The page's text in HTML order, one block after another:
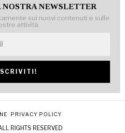
NEWSLETTER
sui nuovi contenuti e sulle
attività.
PRIVACY POLICY
RIGHTS RESERVED